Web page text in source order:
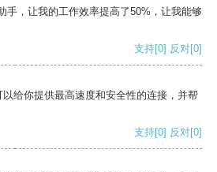
手，让我的工作效率提高了50%，让我能够
支持[0] 反对[0]
给你提供最高速度和安全性的连接，并帮
支持[0] 反对[0]